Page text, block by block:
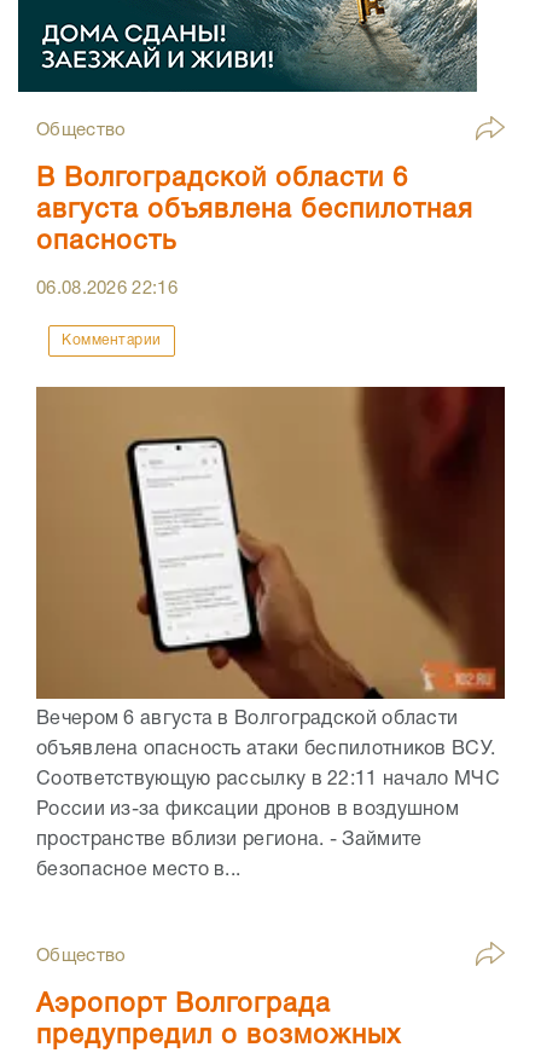
Общество
В Волгоградской области 6
августа объявлена беспилотная
опасность
06.08.202622:16
Комментарии
Вечером 6 августа в Волгоградской области
объявлена опасность атаки беспилотников ВСУ.
Соответствующую рассылку в 22:11 начало МЧС
России из-за фиксации дронов в воздушном
пространстве вблизи региона. - Займите
безопасное место в...
Общество
Аэропорт Волгограда
предупредил о возможных